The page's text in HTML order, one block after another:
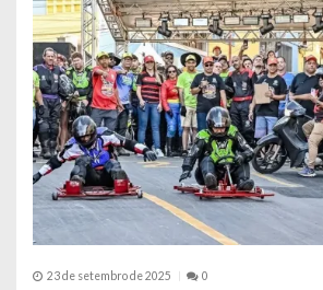
23 de setembro de 2025 0